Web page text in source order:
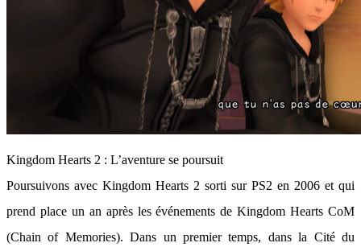
Kingdom Hearts 2 : L’aventure se poursuit
Poursuivons avec Kingdom Hearts 2 sorti sur PS2 en 2006 et qui
prend place un an après les événements de Kingdom Hearts CoM
(Chain of Memories). Dans un premier temps, dans la Cité du